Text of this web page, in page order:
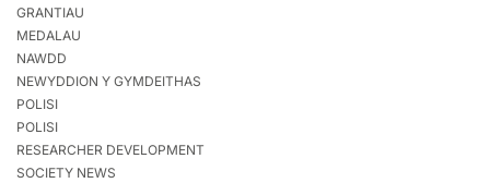
GRANTIAU
MEDALAU
NAWDD
NEWYDDION Y GYMDEITHAS
POLISI
POLISI
RESEARCHER DEVELOPMENT
SOCIETY NEWS